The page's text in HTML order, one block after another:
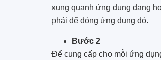
xung quanh ứng dụng đang
phải để đóng ứng dụng đó.
Bước 2
Để cung cấp cho mỗi ứng